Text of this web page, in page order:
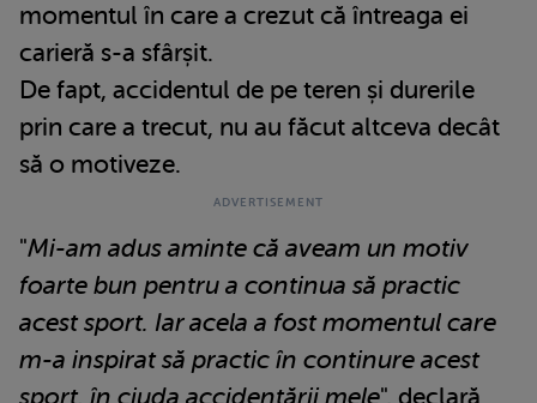
momentul în care a crezut că întreaga ei
carieră s-a sfârșit.
De fapt, accidentul de pe teren și durerile
prin care a trecut, nu au făcut altceva decât
să o motiveze.
"Mi-am adus aminte că aveam un motiv
foarte bun pentru a continua să practic
acest sport. Iar acela a fost momentul care
m-a inspirat să practic în continure acest